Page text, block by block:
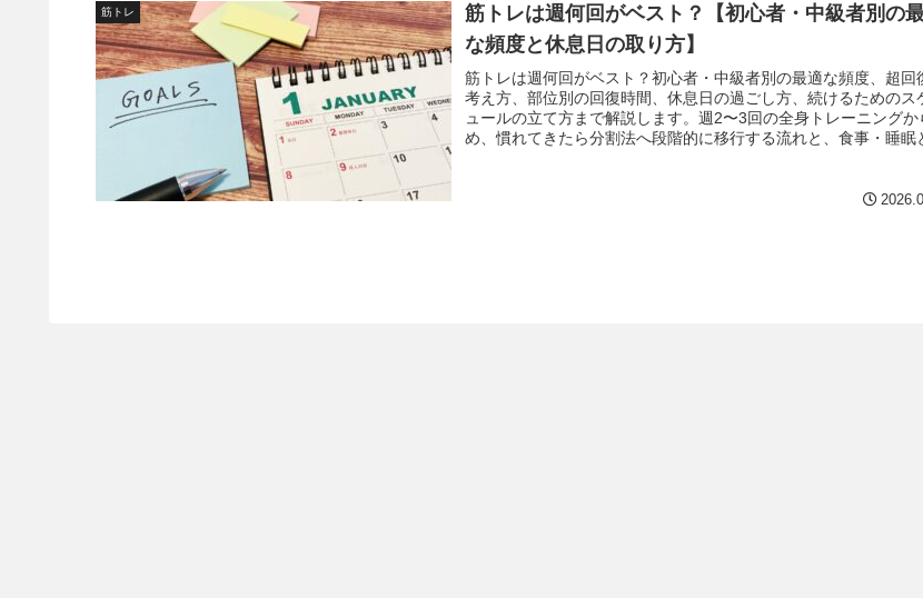
筋トレ
筋トレは週何回がベスト？【初心者・中級者別の
な頻度と休息日の取り方】
筋トレは週何回がベスト？初心者・中級者別の最適な頻度、超回
考え方、部位別の回復時間、休息日の過ごし方、続けるためのス
ュールの立て方まで解説します。週2〜3回の全身トレーニングか
め、慣れてきたら分割法へ段階的に移行する流れと、食事・睡眠